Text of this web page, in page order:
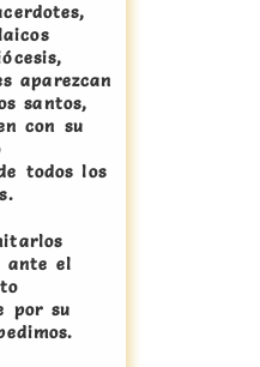
aparezcan
santos,
con su
todos los
ante el
por su